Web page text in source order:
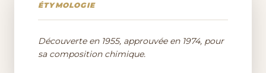
ÉTYMOLOGIE
Découverte en 1955, approuvée en 1974, pour
sa composition chimique.